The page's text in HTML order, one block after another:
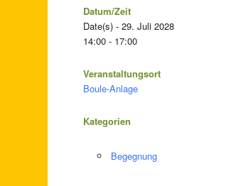
Datum/Zeit
Date(s) - 29. Juli 2028
14:00 - 17:00
Veranstaltungsort
Boule-Anlage
Kategorien
Begegnung